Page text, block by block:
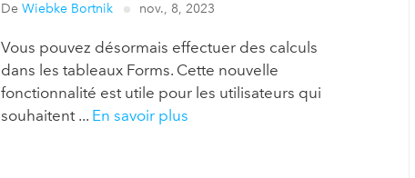
DeWiebke Bortnik nov., 8, 2023
Vous pouvez désormais effectuer des calculs
dans les tableaux Forms. Cette nouvelle
fonctionnalité est utile pour les utilisateurs qui
souhaitent ... En savoir plus